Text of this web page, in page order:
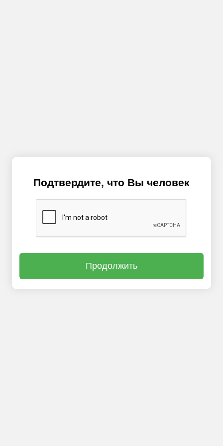
Подтвердите, что Вы человек
Продолжить